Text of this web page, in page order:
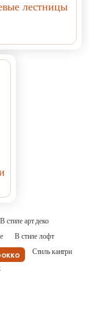
лестницы
В стиле арт деко
В стиле лофт
Стиль кантри